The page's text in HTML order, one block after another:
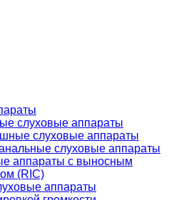
слуховые аппараты
слуховые аппараты
слуховые аппараты
аппараты с выносным
(RIC)
аппараты